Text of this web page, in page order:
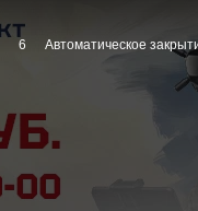
5 Автоматическое